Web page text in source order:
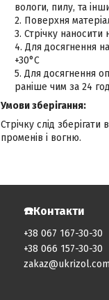
вологи, пилу, та
Поверхня
Стрічку
Для досягнення
+30°С
Для досягнення
раніше чим за 24
Умови зберігання:
Стрічку слід
променів і вогню.
☎️Контакти
+38 067 167-30-30
+38 066 157-30-30